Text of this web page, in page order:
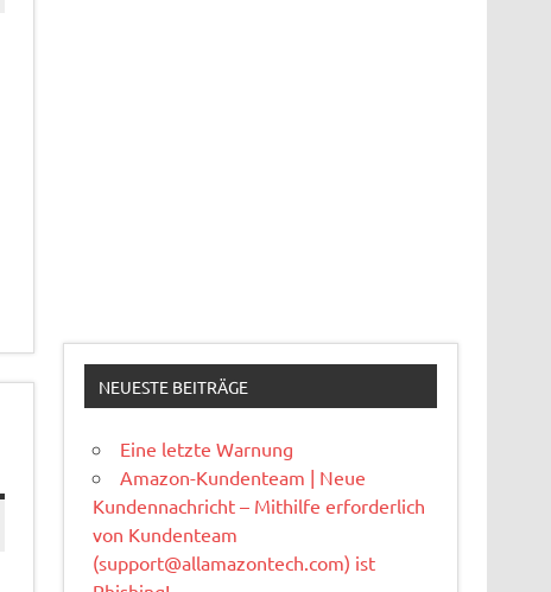
NEUESTE BEITRÄGE
Eine letzte Warnung
Amazon-Kundenteam | Neue
Kundennachricht – Mithilfe erforderlich
von Kundenteam
(support@allamazontech.com) ist